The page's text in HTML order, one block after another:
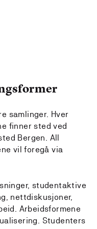
samlinger. Hver
finner sted ved
Bergen. All
vil foregå via
studentaktive
nettdiskusjoner,
Arbeidsformene
Studenters